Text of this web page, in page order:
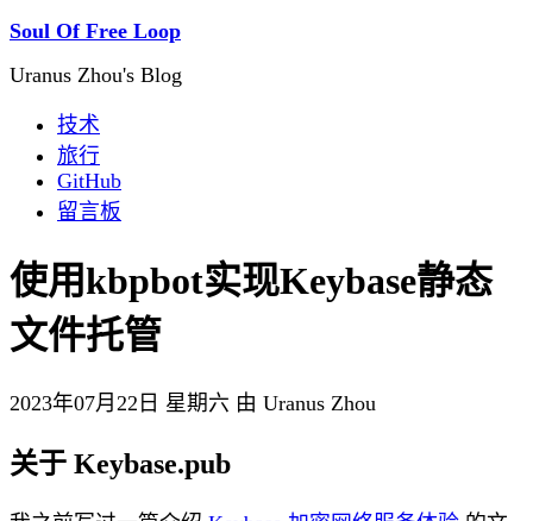
Soul Of Free Loop
Uranus Zhou's Blog
技术
旅行
GitHub
留言板
使用kbpbot实现Keybase静态
文件托管
2023年07月22日 星期六 由 Uranus Zhou
关于 Keybase.pub